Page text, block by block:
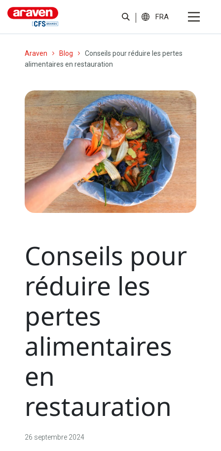
FRA
Araven Blog
Conseils pour réduire les pertes
alimentaires en restauration
Conseils pour
réduire les
pertes
alimentaires
en
restauration
26 septembre 2024